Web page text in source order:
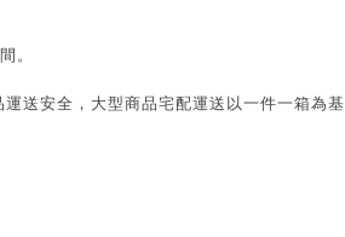
。
送安全，大型商品宅配運送以一件一箱為基